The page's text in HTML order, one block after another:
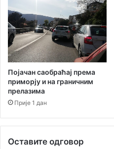
н
е
М
и
л
о
ш
а
К
о
њ
е
в
Појачан саобраћај према
приморју и на граничним
прелазима
Прије 1 дан
Оставите одговор